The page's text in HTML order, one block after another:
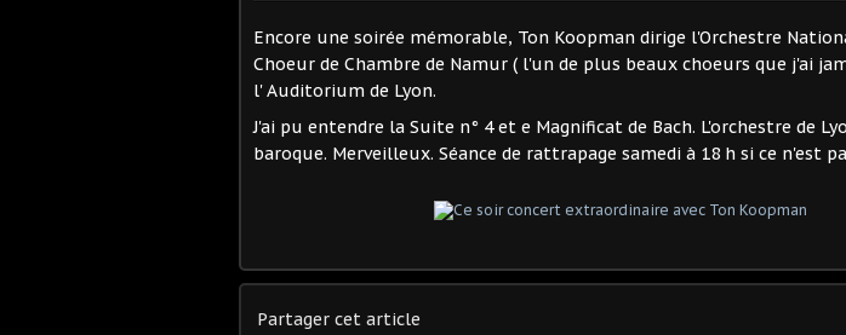
Encore une soirée mémorable, Ton Koopman dirige l'Orchestre
Choeur de Chambre de Namur ( l'un de plus beaux choeurs que j'ai
l' Auditorium de Lyon.
J'ai pu entendre la Suite n° 4 et e Magnificat de Bach. L'orchestre de
baroque. Merveilleux. Séance de rattrapage samedi à 18 h si ce n'est
Partager cet article